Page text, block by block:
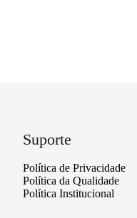
Suporte
Política de Privacidade
Política da Qualidade
Política Institucional